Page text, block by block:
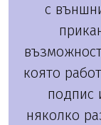
с
която
подпис
няколко